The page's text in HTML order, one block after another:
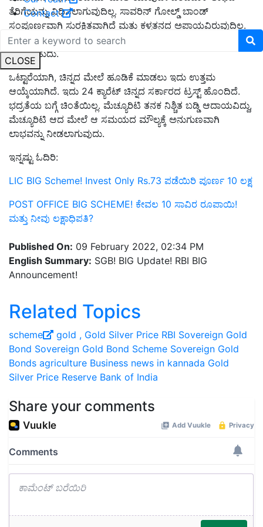
Contact
CLOSE
ತೆರಿಗೆಯನ್ನು ವಿಧಿಸಲಾಗುವುದಿಲ್ಲ. ಸಾವರಿನ್ ಗೋಲ್ಡ್ ಬಾಂಡ್
ಸಂಪೂರ್ಣವಾಗಿ ಸುರಕ್ಷಿತವಾಗಿದೆ ಮತ್ತು ಕಳ್ಳತನದ ಅಪಾಯವಿರುವುದಿಲ್ಲ.
ಸಾರ್ವಭೌಮ ಚಿನ್ನದ ಬಾಂಡ್‌ಗಳನ್ನು ಸಾಲ ಪಡೆಯಲು ಮೇಲಾಧಾರವಾಗಿ
ಬಳಸಬಹುದು.
ಒಟ್ಟಾರೆಯಾಗಿ, ಚಿನ್ನದ ಮೇಲೆ ಹೂಡಿಕೆ ಮಾಡಲು ಇದು ಉತ್ತಮ
ಆಯ್ಕೆಯಾಗಿದೆ. ಇದು 24 ಕ್ಯಾರೆಟ್ ಚಿನ್ನದ ಸರ್ಕಾರದ ಟ್ರಸ್ಟ್ ಹೊಂದಿದೆ.
ಭದ್ರತೆಯ ಬಗ್ಗೆ ಚಿಂತೆಯಿಲ್ಲ. ಮೆಚ್ಯೂರಿಟಿ ತನಕ ನಿಶ್ಚಿತ ಬಡ್ಡಿ ಆದಾಯವಿದ್ದು,
ಮೆಚ್ಯೂರಿಟಿ ಆದ ಮೇಲೆ ಆ ಸಮಯದ ಮೌಲ್ಯಕ್ಕೆ ಅನುಗುಣವಾಗಿ
ಲಾಭವನ್ನು ನೀಡಲಾಗುವುದು.
ಇನ್ನಷ್ಟು ಓದಿರಿ:
LIC BIG Scheme! Invest Only Rs.73 ಪಡೆಯಿರಿ ಪೂರ್ಣ 10 ಲಕ್ಷ
POST OFFICE BIG SCHEME! ಕೇವಲ 10 ಸಾವಿರ ರೂಪಾಯಿ!
ಮತ್ತು ನೀವು ಲಕ್ಷಾಧಿಪತಿ?
Published On: 09 February 2022, 02:34 PM
English Summary: SGB! BIG Update! RBI BIG
Announcement!
Related Topics
scheme gold , Gold Silver Price RBI Sovereign Gold
Bond Sovereign Gold Bond Scheme Sovereign Gold
Bonds agriculture Business news in kannada Gold
Silver Price Reserve Bank of India
Share your comments